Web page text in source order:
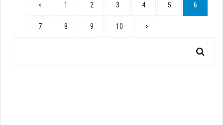
< 1 2 3 4 5 6
7 8 9 10 >